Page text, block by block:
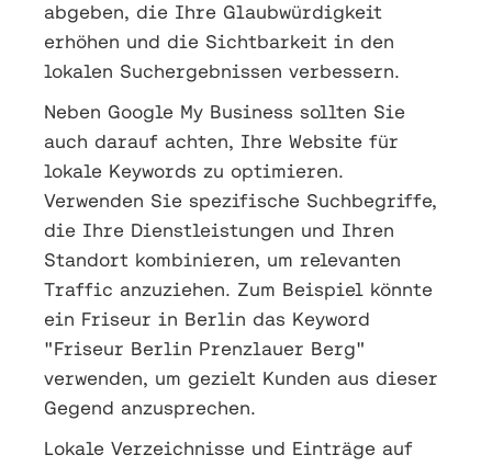
abgeben, die Ihre Glaubwürdigkeit
erhöhen und die Sichtbarkeit in den
lokalen Suchergebnissen verbessern.
Neben Google My Business sollten Sie
auch darauf achten, Ihre Website für
lokale Keywords zu optimieren.
Verwenden Sie spezifische Suchbegriffe,
die Ihre Dienstleistungen und Ihren
Standort kombinieren, um relevanten
Traffic anzuziehen. Zum Beispiel könnte
ein Friseur in Berlin das Keyword
"Friseur Berlin Prenzlauer Berg"
verwenden, um gezielt Kunden aus dieser
Gegend anzusprechen.
Lokale Verzeichnisse und Einträge auf